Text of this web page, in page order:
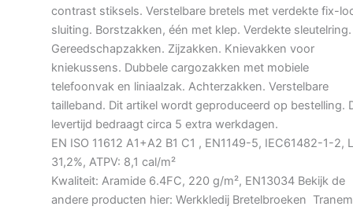
contrast stiksels. Verstelbare bretels met verdekte fix-
sluiting. Borstzakken, één met klep. Verdekte sleutelring.
Gereedschapzakken. Zijzakken. Knievakken voor
kniekussens. Dubbele cargozakken met mobiele
telefoonvak en liniaalzak. Achterzakken. Verstelbare
tailleband. Dit artikel wordt geproduceerd op bestelling.
levertijd bedraagt circa 5 extra werkdagen.
EN ISO 11612 A1+A2 B1 C1 , EN1149-5, IEC61482-1-2,
31,2%, ATPV: 8,1 cal/m²
Kwaliteit: Aramide 6.4FC, 220 g/m², EN13034 Bekijk de
andere producten hier: Werkkledij Bretelbroeken